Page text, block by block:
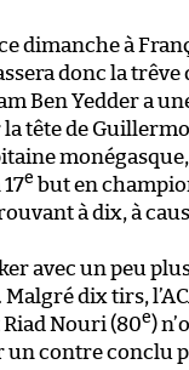
dimanche à
donc la
Ben Yedder a
tête de
17e but en
à dix, à
avec un peu
Malgré dix tirs,
Riad Nouri (80e)
un contre conclu